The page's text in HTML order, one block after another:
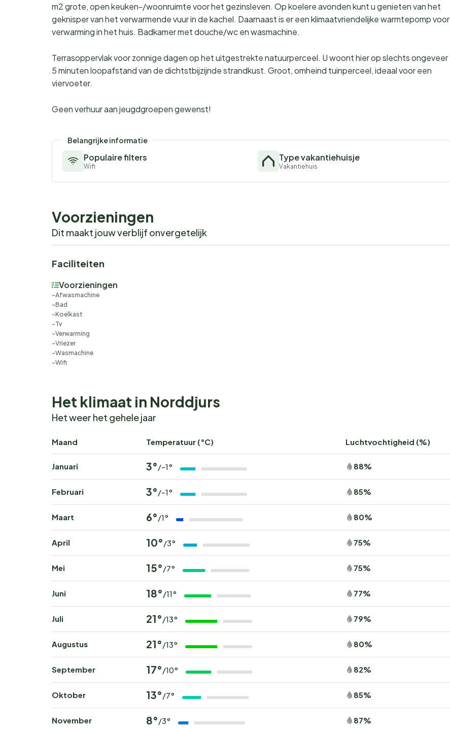
m2 grote, open keuken-/woonruimte voor het gezinsleven. Op koelere avonden kunt u genieten van het
geknisper van het verwarmende vuur in de kachel. Daarnaast is er een klimaatvriendelijke warmtepomp voor
verwarming in het huis. Badkamer met douche/wc en wasmachine.
Terrasoppervlak voor zonnige dagen op het uitgestrekte natuurperceel. U woont hier op slechts ongeveer
5 minuten loopafstand van de dichtstbijzijnde strandkust. Groot, omheind tuinperceel, ideaal voor een
viervoeter.
Geen verhuur aan jeugdgroepen gewenst!
Belangrijke informatie
Populaire filters
Wifi
Type vakantiehuisje
Vakantiehuis
Voorzieningen
Dit maakt jouw verblijf onvergetelijk
Faciliteiten
Voorzieningen
Afwasmachine
Bad
Koelkast
Tv
Verwarming
Vriezer
Wasmachine
Wifi
Het klimaat in Norddjurs
Het weer het gehele jaar
Maand Temperatuur (°C) Luchtvochtigheid (%)
Januari 3° /-1° 88%
Februari 3° /-1° 85%
Maart 6° /1° 80%
April 10° /3° 75%
Mei 15° /7° 75%
Juni 18° /11° 77%
Juli 21° /13° 79%
Augustus 21° /13° 80%
September 17° /10° 82%
Oktober 13° /7° 85%
November 8° /3° 87%